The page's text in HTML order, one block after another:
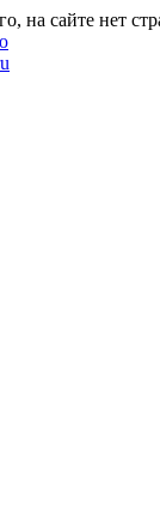
на сайте нет